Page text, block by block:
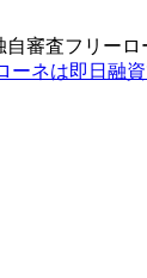
自審査フリー
ーネは即日融